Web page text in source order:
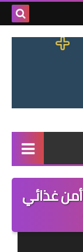
بحث
سوريا
غذائي